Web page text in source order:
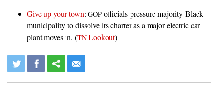
Give up your town: GOP officials pressure majority-Black
municipality to dissolve its charter as a major electric car
plant moves in. (TN Lookout)